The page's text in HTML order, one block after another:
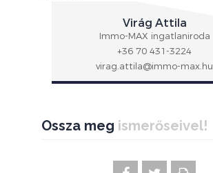
Virág Attila
Immo-MAX ingatlaniroda
+36 70 431-3224
virag.attila@immo-max.hu
Ossza meg ismerőseivel!